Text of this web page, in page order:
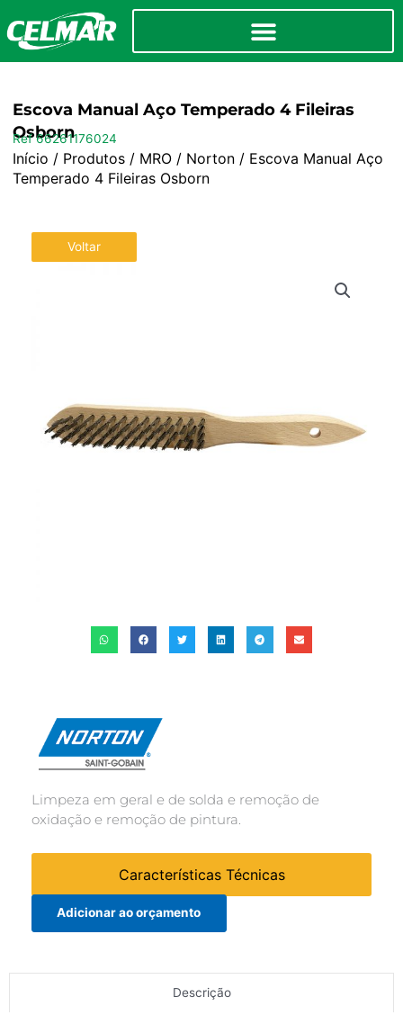
Escova Manual Aço Temperado 4 Fileiras
Osborn
Ref 66261176024
Início / Produtos/ MRO/ Norton/ Escova Manual Aço
Temperado 4 Fileiras Osborn
Voltar
Limpeza em geral e de solda e remoção de
oxidação e remoção de pintura.
Características Técnicas
Adicionar ao orçamento
Descrição